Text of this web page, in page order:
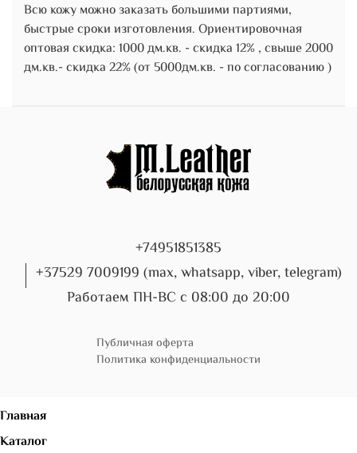
Всю кожу можно заказать большими партиями,
быстрые сроки изготовления. Ориентировочная
оптовая скидка: 1000 дм.кв. - скидка 12% , свыше 2000
дм.кв.- скидка 22% (от 5000дм.кв. - по согласованию )
+74951851385
+37529 7009199 (max, whatsapp, viber, telegram)
Работаем ПН-ВС с 08:00 до 20:00
Публичная оферта
Политика конфиденциальности
Главная
Каталог